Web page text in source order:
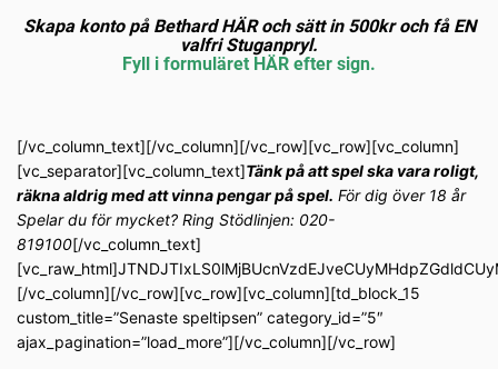
Skapa konto på Bethard HÄR och sätt in 500kr och få EN
valfri Stuganpryl.
Fyll i formuläret HÄR efter sign.
[/vc_column_text][/vc_column][/vc_row][vc_row][vc_column]
[vc_separator][vc_column_text]Tänk på att spel ska vara roligt,
räkna aldrig med att vinna pengar på spel. För dig över 18 år
Spelar du för mycket? Ring Stödlinjen: 020-
819100[/vc_column_text]
[/vc_column][/vc_row][vc_row][vc_column][td_block_15
custom_title=”Senaste speltipsen” category_id=”5″
ajax_pagination=”load_more”][/vc_column][/vc_row]